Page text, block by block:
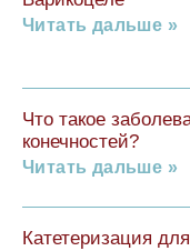
Читать дальше »
Что такое
конечностей?
Читать дальше »
Катетеризация